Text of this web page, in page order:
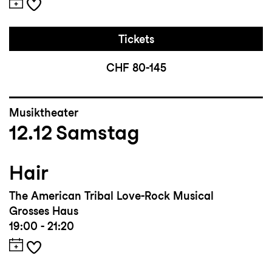
Tickets
CHF 80-145
Musiktheater
12.12 Samstag
Hair
The American Tribal Love-Rock Musical
Grosses Haus
19:00 - 21:20